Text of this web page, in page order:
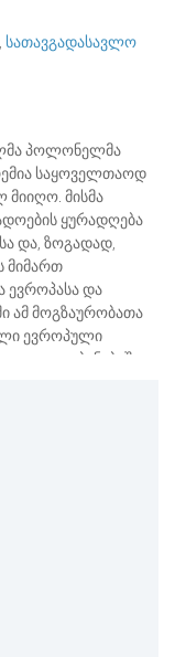
, სათავგადასავლო
პოლონელმა
საყოველთაოდ
მიიღო. მისმა
ყურადღება
და, ზოგადად,
მიმართ
ევროპასა და
ამ მოგზაურობათა
ევროპული
ბუნებაში